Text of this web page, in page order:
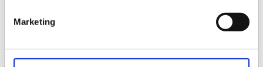
Marketing